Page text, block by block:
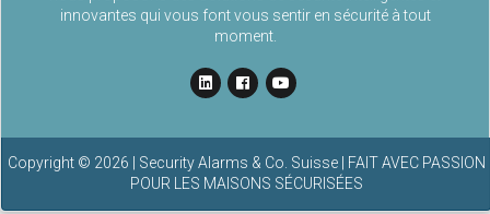
innovantes qui vous font vous sentir en sécurité à tout
moment.
Copyright © 2026 | Security Alarms & Co. Suisse | FAIT AVEC PASSION
POUR LES MAISONS SÉCURISÉES